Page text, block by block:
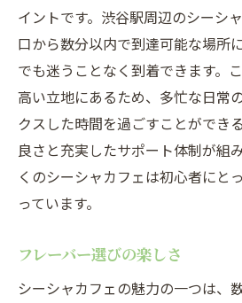
イントです。渋谷駅周辺のシーシ
口から数分以内で到達可能な場所
でも迷うことなく到着できます。
高い立地にあるため、多忙な日常
クスした時間を過ごすことができ
良さと充実したサポート体制が組
くのシーシャカフェは初心者にと
っています。
フレーバー選びの楽しさ
シーシャカフェの魅力の一つは、